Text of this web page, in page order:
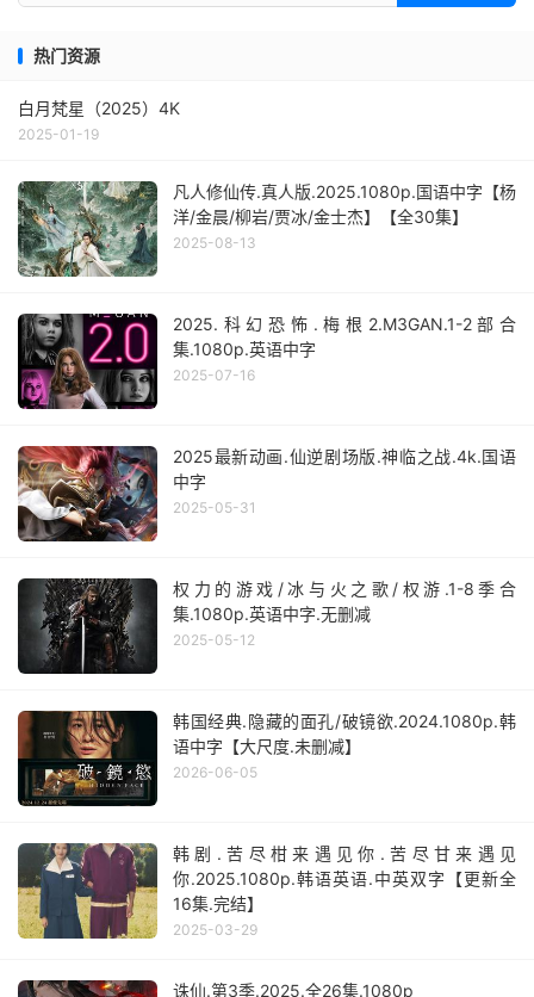
热门资源
白月梵星（2025）4K
2025-01-19
凡人修仙传.真人版.2025.1080p.国语中字【杨
洋/金晨/柳岩/贾冰/金士杰】【全30集】
2025-08-13
2025.科幻恐怖.梅根2.M3GAN.1-2部合
集.1080p.英语中字
2025-07-16
2025最新动画.仙逆剧场版.神临之战.4k.国语
中字
2025-05-31
权力的游戏/冰与火之歌/权游.1-8季合
集.1080p.英语中字.无删减
2025-05-12
韩国经典.隐藏的面孔/破镜欲.2024.1080p.韩
语中字【大尺度.未删减】
2026-06-05
韩剧.苦尽柑来遇见你.苦尽甘来遇见
你.2025.1080p.韩语英语.中英双字【更新全
16集.完结】
2025-03-29
诛仙.第3季.2025.全26集.1080p